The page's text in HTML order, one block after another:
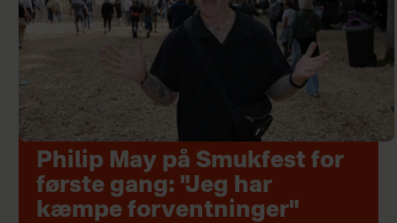
Philip May på Smukfest for
første gang: "Jeg har
kæmpe forventninger"